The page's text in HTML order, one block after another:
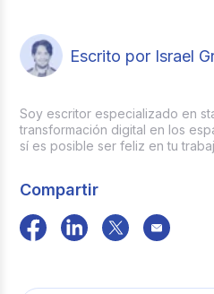
Escrito por Israel
Soy escritor especializado en
transformación digital en los
sí es posible ser feliz en tu
Compartir